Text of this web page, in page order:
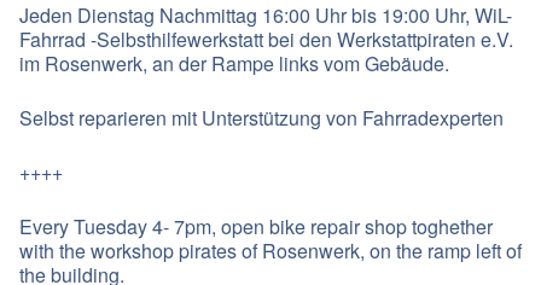
Jeden Dienstag Nachmittag 16:00 Uhr bis 19:00 Uhr, WiL-
Fahrrad -Selbsthilfewerkstatt bei den Werkstattpiraten e.V.
im Rosenwerk, an der Rampe links vom Gebäude.
Selbst reparieren mit Unterstützung von Fahrradexperten
++++
Every Tuesday 4- 7pm, open bike repair shop toghether
with the workshop pirates of Rosenwerk, on the ramp left of
the building.